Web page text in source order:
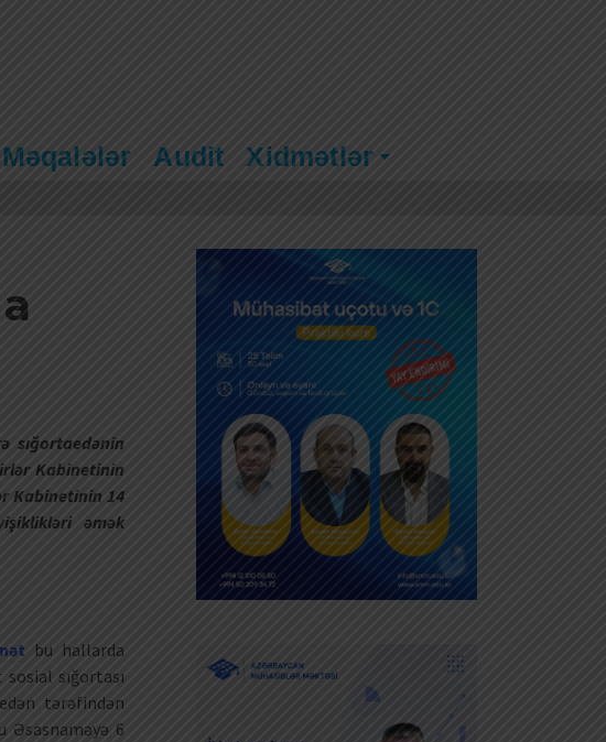
Məqalələr Audit Xidmətlər
sığortaedənin
Kabinetinin
Kabinetinin 14
əmək
bu hallarda
sığortası
tərəfindən
Əsasnaməyə 6